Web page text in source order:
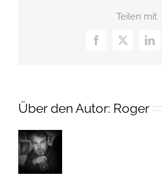
Teilen mit
Facebook
X
Über den Autor: Roger